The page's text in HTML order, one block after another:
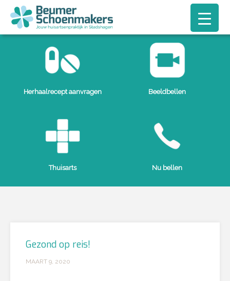
Herhaalrecept aanvragen Beeldbellen
Thuisarts Nu bellen
Gezond op reis!
MAART 9, 2020